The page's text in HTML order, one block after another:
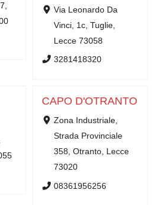
Via Leonardo Da
Vinci, 1c, Tuglie,
Lecce 73058
3281418320
CAPO D'OTRANTO
Zona Industriale,
Strada Provinciale
358, Otranto, Lecce
73020
08361956256